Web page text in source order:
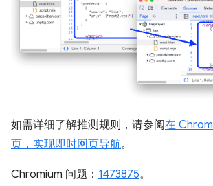
如需详细了解推测规则，请参阅在
页，实现即时网页导航。
Chromium 问题： 1473875。